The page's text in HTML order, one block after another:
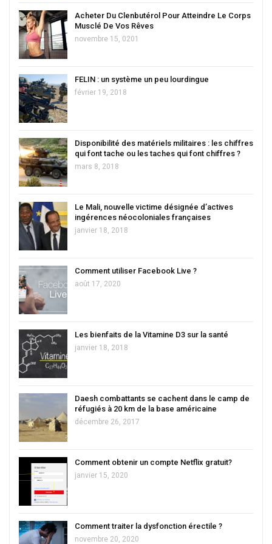
Acheter Du Clenbutérol Pour Atteindre Le Corps
Musclé De Vos Rêves
novembre 15, 0201
FELIN : un système un peu lourdingue
février 19, 2018
Disponibilité des matériels militaires : les chiffres
qui font tache ou les taches qui font chiffres ?
mars 8, 2018
Le Mali, nouvelle victime désignée d’actives
ingérences néocoloniales françaises
janvier 18, 2018
Comment utiliser Facebook Live ?
août 17, 2020
Les bienfaits de la Vitamine D3 sur la santé
janvier 18, 2018
Daesh combattants se cachent dans le camp de
réfugiés à 20 km de la base américaine
décembre 26, 2017
Comment obtenir un compte Netflix gratuit?
janvier 15, 2020
Comment traiter la dysfonction érectile ?
novembre 20, 2020